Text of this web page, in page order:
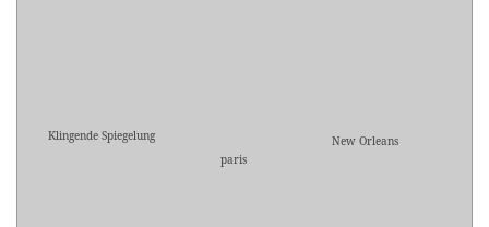
Klingende Spiegelung
paris
New Orleans